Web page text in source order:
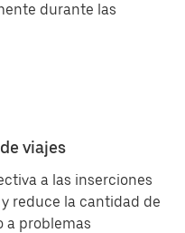
durante las
viajes
a las inserciones
reduce la cantidad de
a problemas